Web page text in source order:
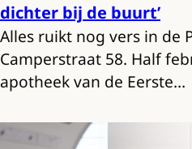
dichter bij de buurt’
Alles ruikt nog vers in de
Camperstraat 58. Half
apotheek van de Eerste…